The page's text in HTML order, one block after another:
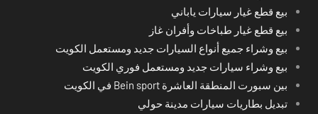
بيع قطع غيار سيارات ياباني
بيع قطع غيار طباخات وأفران غاز
بيع وشراء جميع أنواع السيارات جديد ومستعمل الكويت
بيع وشراء سيارات جديد ومستعمل فوري الكويت
بين سبورت المنطقة العاشرة Bein sport في الكويت
تبديل بطاريات سيارات مدينة حولي